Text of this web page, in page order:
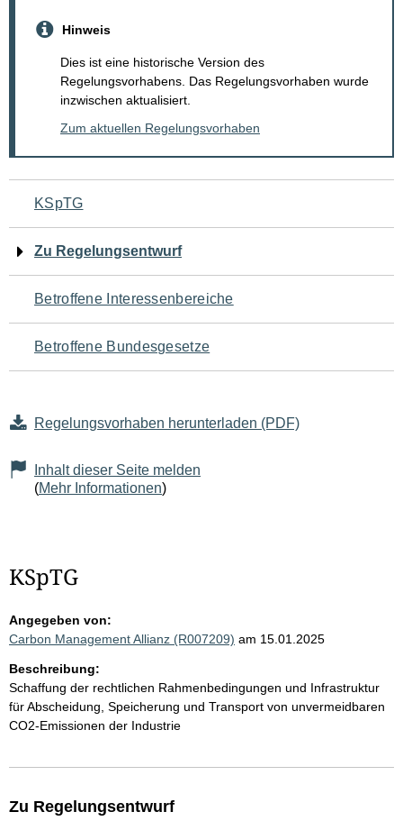
Hinweis
Dies ist eine historische Version des
Regelungsvorhabens. Das Regelungsvorhaben wurde
inzwischen aktualisiert.
Zum aktuellen Regelungsvorhaben
Navigation
für
den
Seiteninhalt
KSpTG
Zu Regelungsentwurf
Betroffene Interessenbereiche
Betroffene Bundesgesetze
Regelungsvorhaben herunterladen (PDF)
Inhalt dieser Seite melden
(Mehr Informationen)
KSpTG
Angegeben von:
Carbon Management Allianz (R007209) am 15.01.2025
Beschreibung:
Schaffung der rechtlichen Rahmenbedingungen und Infrastruktur
für Abscheidung, Speicherung und Transport von unvermeidbaren
CO2-Emissionen der Industrie
Zu Regelungsentwurf